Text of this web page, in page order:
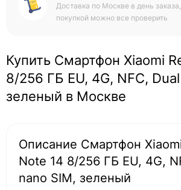
Доставка по Москве в день
покупкой можно все проверить
Купить Смартфон Xiaomi
8/256 ГБ EU, 4G, NFС,
зеленый в Москве
Описание Смартфон
Note 14 8/256 ГБ EU, 4G,
nano SIM, зеленый